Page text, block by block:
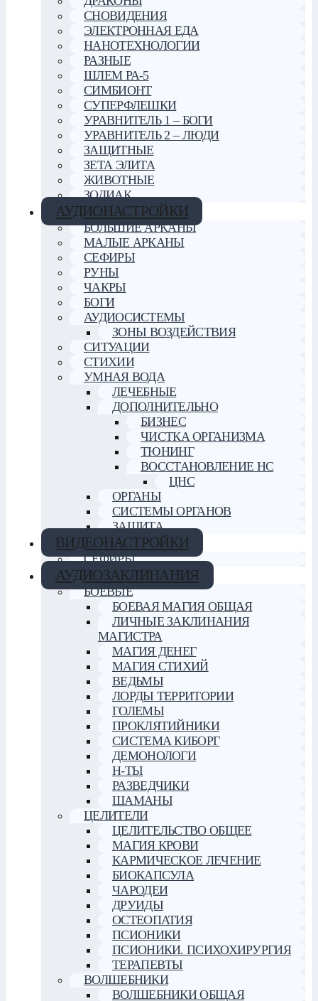
СНОВИДЕНИЯ
ЭЛЕКТРОННАЯ ЕДА
НАНОТЕХНОЛОГИИ
РАЗНЫЕ
ШЛЕМ РА-5
СИМБИОНТ
СУПЕРФЛЕШКИ
УРАВНИТЕЛЬ 1 – БОГИ
УРАВНИТЕЛЬ 2 – ЛЮДИ
ЗАЩИТНЫЕ
ЗЕТА ЭЛИТА
ЖИВОТНЫЕ
ЗОДИАК
АУДИОНАСТРОЙКИ
БОЛЬШИЕ АРКАНЫ
МАЛЫЕ АРКАНЫ
СЕФИРЫ
РУНЫ
ЧАКРЫ
БОГИ
АУДИОСИСТЕМЫ
ЗОНЫ ВОЗДЕЙСТВИЯ
СИТУАЦИИ
СТИХИИ
УМНАЯ ВОДА
ЛЕЧЕБНЫЕ
ДОПОЛНИТЕЛЬНО
БИЗНЕС
ЧИСТКА ОРГАНИЗМА
ТЮНИНГ
ВОССТАНОВЛЕНИЕ НС
ЦНС
ОРГАНЫ
СИСТЕМЫ ОРГАНОВ
ЗАЩИТА
ВИДЕОНАСТРОЙКИ
СЕФИРЫ
АУДИОЗАКЛИНАНИЯ
БОЕВЫЕ
БОЕВАЯ МАГИЯ ОБЩАЯ
ЛИЧНЫЕ ЗАКЛИНАНИЯ
МАГИСТРА
МАГИЯ ДЕНЕГ
МАГИЯ СТИХИЙ
ВЕДЬМЫ
ЛОРДЫ ТЕРРИТОРИИ
ГОЛЕМЫ
ПРОКЛЯТИЙНИКИ
СИСТЕМА КИБОРГ
ДЕМОНОЛОГИ
Н-ТЫ
РАЗВЕДЧИКИ
ШАМАНЫ
ЦЕЛИТЕЛИ
ЦЕЛИТЕЛЬСТВО ОБЩЕЕ
МАГИЯ КРОВИ
КАРМИЧЕСКОЕ ЛЕЧЕНИЕ
БИОКАПСУЛА
ЧАРОДЕИ
ДРУИДЫ
ОСТЕОПАТИЯ
ПСИОНИКИ
ПСИОНИКИ. ПСИХОХИРУРГИЯ
ТЕРАПЕВТЫ
ВОЛШЕБНИКИ
ВОЛШЕБНИКИ ОБЩАЯ